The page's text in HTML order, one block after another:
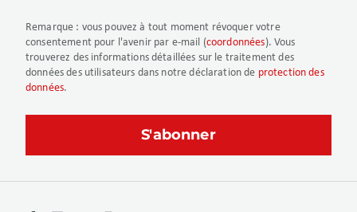
Remarque : vous pouvez à tout moment révoquer votre
consentement pour l'avenir par e-mail (coordonnées). Vous
trouverez des informations détaillées sur le traitement des
données des utilisateurs dans notre déclaration de protection des
données.